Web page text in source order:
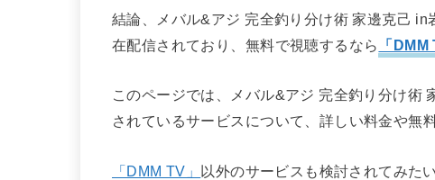
結論、メバル&アジ 完全釣り分け術 家邊克己
在配信されており、無料で視聴するなら
「DMM
このページでは、メバル&アジ 完全釣り分け術
されているサービスについて、詳しい料金や無
「DMM TV」 以外のサービスも検討されてみた